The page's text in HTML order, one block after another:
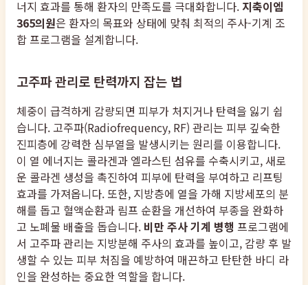
너지 효과를 통해 환자의 만족도를 극대화합니다. 지축이엠
365의원은 환자의 목표와 상태에 맞춰 최적의 주사-기계 조
합 프로그램을 설계합니다.
고주파 관리로 탄력까지 잡는 법
체중이 급격하게 감량되면 피부가 처지거나 탄력을 잃기 쉽
습니다. 고주파(Radiofrequency, RF) 관리는 피부 깊숙한
진피층에 강력한 심부열을 발생시키는 원리를 이용합니다.
이 열 에너지는 콜라겐과 엘라스틴 섬유를 수축시키고, 새로
운 콜라겐 생성을 촉진하여 피부에 탄력을 부여하고 리프팅
효과를 가져옵니다. 또한, 지방층에 열을 가해 지방세포의 분
해를 돕고 혈액순환과 림프 순환을 개선하여 부종을 완화하
고 노폐물 배출을 돕습니다. 비만 주사 기계 병행 프로그램에
서 고주파 관리는 지방분해 주사의 효과를 높이고, 감량 후 발
생할 수 있는 피부 처짐을 예방하여 매끈하고 탄탄한 바디 라
인을 완성하는 중요한 역할을 합니다.